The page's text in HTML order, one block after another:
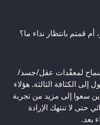
قمتم بانتظار نداء ما؟
لمعقّدات عقل/جسد/
إلى الكثافة الثالثة. هؤلاء
سعوا إلى مزيد من تجربة
حتى لا تنتهك الإرادة
بعد.